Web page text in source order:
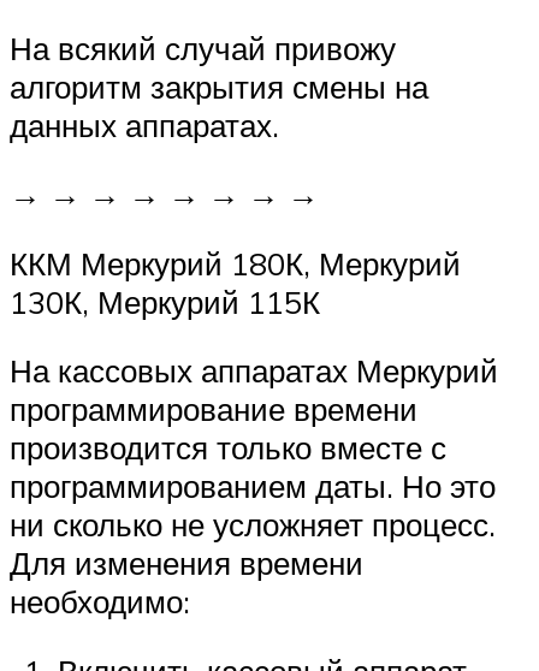
На всякий случай привожу
алгоритм закрытия смены на
данных аппаратах.
→ → → → → → → →
ККМ Меркурий 180К, Меркурий
130К, Меркурий 115К
На кассовых аппаратах Меркурий
программирование времени
производится только вместе с
программированием даты. Но это
ни сколько не усложняет процесс.
Для изменения времени
необходимо: